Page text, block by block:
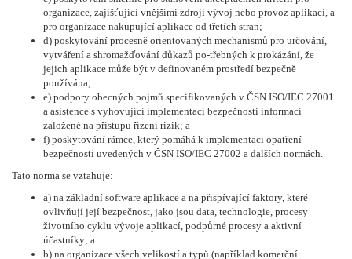
organizace, zajišťující vnějšími zdroji vývoj nebo provoz aplikací, a
pro organizace nakupující aplikace od třetích stran;
d) poskytování procesně orientovaných mechanismů pro určování,
vytváření a shromažďování důkazů po-třebných k prokázání, že
jejich aplikace může být v definovaném prostředí bezpečně
používána;
e) podpory obecných pojmů specifikovaných v ČSN ISO/IEC 27001
a asistence s vyhovující implementací bezpečnosti informací
založené na přístupu řízení rizik; a
f) poskytování rámce, který pomáhá k implementaci opatření
bezpečnosti uvedených v ČSN ISO/IEC 27002 a dalších normách.
Tato norma se vztahuje:
a) na základní software aplikace a na přispívající faktory, které
ovlivňují její bezpečnost, jako jsou data, technologie, procesy
životního cyklu vývoje aplikací, podpůrné procesy a aktivní
účastníky; a
b) na organizace všech velikostí a typů (například komerční